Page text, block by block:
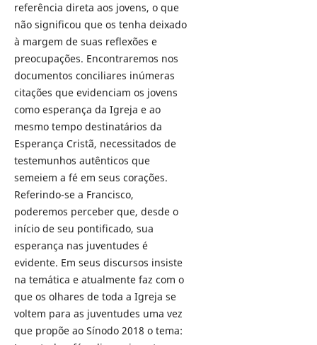
referência direta aos jovens, o que
não significou que os tenha deixado
à margem de suas reflexões e
preocupações. Encontraremos nos
documentos conciliares inúmeras
citações que evidenciam os jovens
como esperança da Igreja e ao
mesmo tempo destinatários da
Esperança Cristã, necessitados de
testemunhos autênticos que
semeiem a fé em seus corações.
Referindo-se a Francisco,
poderemos perceber que, desde o
início de seu pontificado, sua
esperança nas juventudes é
evidente. Em seus discursos insiste
na temática e atualmente faz com o
que os olhares de toda a Igreja se
voltem para as juventudes uma vez
que propõe ao Sínodo 2018 o tema: